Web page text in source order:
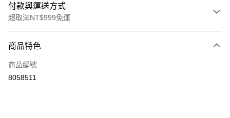
付款與運送方式
超取滿NT$999免運
信用卡一次付款
超商取貨付款
商品特色
商品編號
8058511